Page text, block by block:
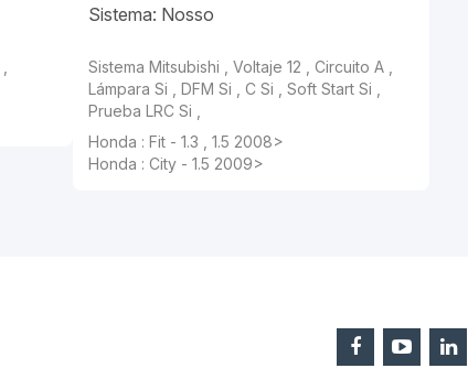
Sistema: Nosso
Sistema Mitsubishi , Voltaje 12 , Circuito A ,
Lámpara Si , DFM Si , C Si , Soft Start Si ,
Prueba LRC Si ,
Honda : Fit - 1.3 , 1.5 2008>
Honda : City - 1.5 2009>